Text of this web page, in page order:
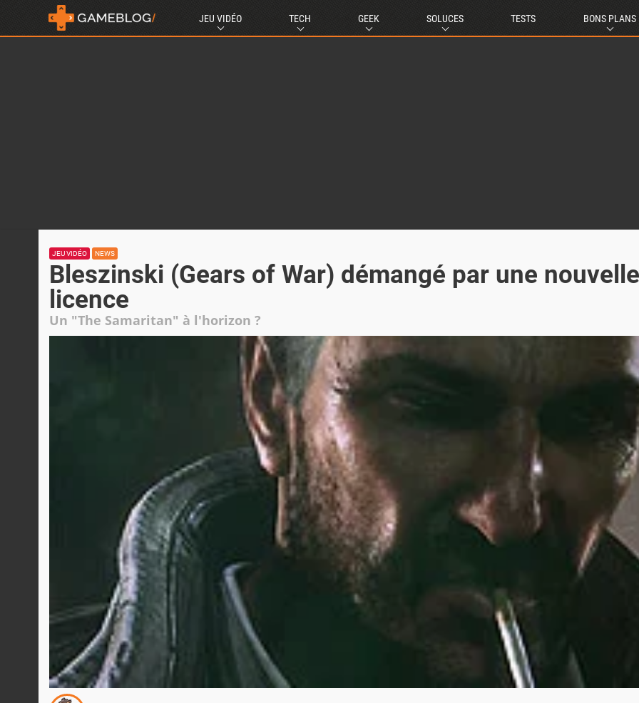
JEU VIDÉO TECH GEEK SOLUCES TESTS BONS PLANS
JEU VIDÉO NEWS
Bleszinski (Gears of War) démangé par une nouvelle
licence
Un "The Samaritan" à l'horizon ?